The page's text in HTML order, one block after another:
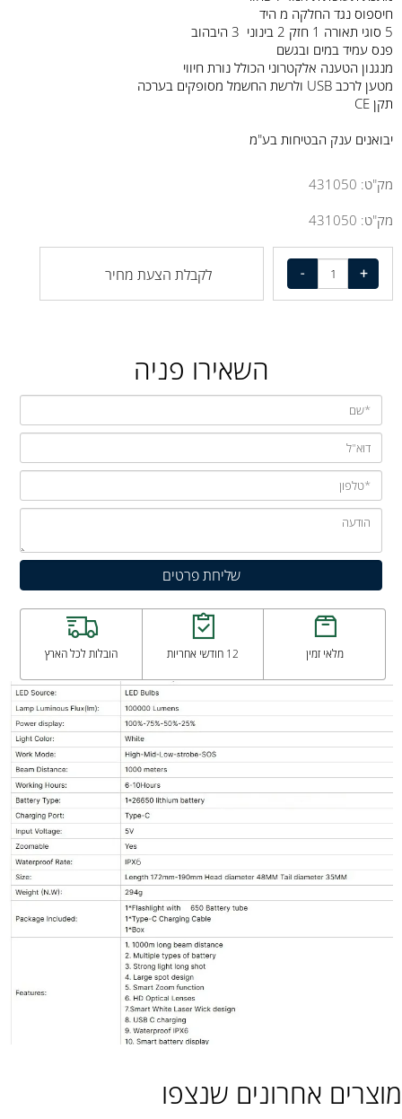
חיספוס נגד החלקה מ היד
5 סוגי תאורה 1 חזק 2 בינוני 3 היבהוב
פנס עמיד במים ובגשם
מנגנון הטענה אלקטרוני הכולל נורת חיווי
מטען לרכב USB ולרשת החשמל מסופקים בערכה
תקן CE
יבואנים ענק הבטיחות בע"מ
מק"ט: 431050
מק"ט: 431050
לקבלת הצעת מחיר
השאירו פניה
מלאי זמין 12 חודשי אחריות הובלות לכל הארץ
מוצרים אחרונים שנצפו